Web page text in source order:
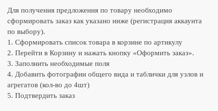
Для получения предложения по товару необходимо
сформировать заказ как указано ниже (регистрация аккаунта
по выбору).
1. Сформировать список товара в корзине по артикулу
2. Перейти в Корзину и нажать кнопку «Оформить заказ».
3. Заполнить необходимые поля
4. Добавить фотографии общего вида и таблички для узлов и
агрегатов (кол-во до 4шт)
5. Подтвердить заказ